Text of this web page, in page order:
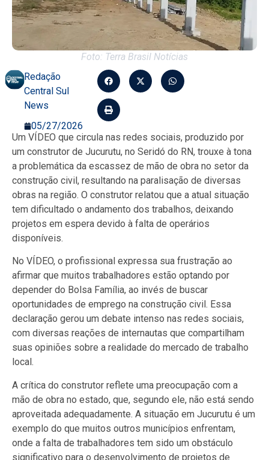
Foto: Terra Brasil Notícias
Redação
Central Sul
News
05/27/2026
Um VÍDEO que circula nas redes sociais, produzido por
um construtor de Jucurutu, no Seridó do RN, trouxe à tona
a problemática da escassez de mão de obra no setor da
construção civil, resultando na paralisação de diversas
obras na região. O construtor relatou que a atual situação
tem dificultado o andamento dos trabalhos, deixando
projetos em espera devido à falta de operários
disponíveis.
No VÍDEO, o profissional expressa sua frustração ao
afirmar que muitos trabalhadores estão optando por
depender do Bolsa Família, ao invés de buscar
oportunidades de emprego na construção civil. Essa
declaração gerou um debate intenso nas redes sociais,
com diversas reações de internautas que compartilham
suas opiniões sobre a realidade do mercado de trabalho
local.
A crítica do construtor reflete uma preocupação com a
mão de obra no estado, que, segundo ele, não está sendo
aproveitada adequadamente. A situação em Jucurutu é um
exemplo do que muitos outros municípios enfrentam,
onde a falta de trabalhadores tem sido um obstáculo
significativo para o desenvolvimento de projetos de